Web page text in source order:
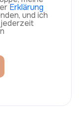
Erklärung
und ich
jederzeit